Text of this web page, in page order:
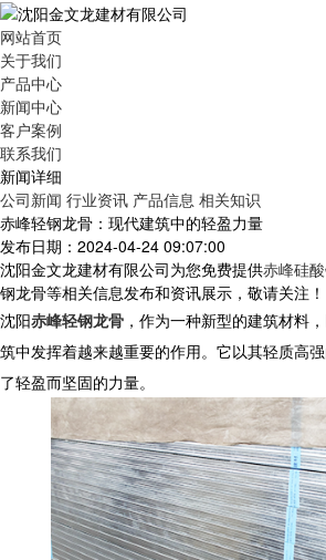
网站首页
关于我们
产品中心
新闻中心
客户案例
联系我们
新闻详细
公司新闻 行业资讯 产品信息 相关知识
赤峰轻钢龙骨：现代建筑中的轻盈力量
发布日期：2024-04-24 09:07:00
沈阳金文龙建材有限公司为您免费提供赤峰硅
钢龙骨等相关信息发布和资讯展示，敬请关注！
沈阳赤峰轻钢龙骨 ，作为一种新型的建筑材料
筑中发挥着越来越重要的作用。它以其轻质高
了轻盈而坚固的力量。